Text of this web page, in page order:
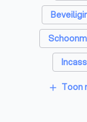
Online
add Toon